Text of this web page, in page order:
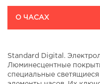
О ЧАСАХ
Standard Digital.
Люминесцентные
специальные